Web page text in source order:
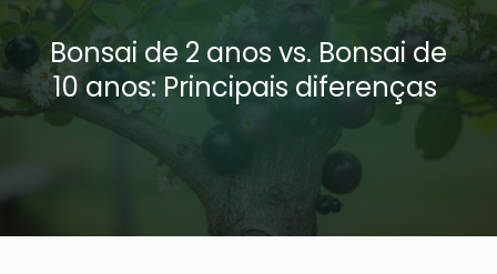
Bonsai de 2 anos vs. Bonsai de
10 anos: Principais diferenças